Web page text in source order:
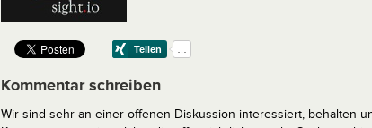
Kommentar schreiben
Wir sind sehr an einer offenen Diskussion interessiert, behalten